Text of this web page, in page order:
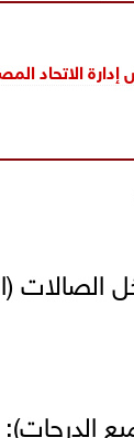
الاتحاد